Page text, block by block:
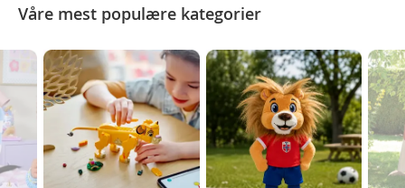
Våre mest populære kategorier